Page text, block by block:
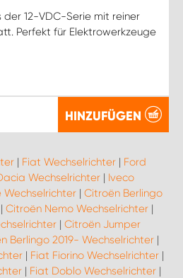
der 12-VDC-Serie mit reiner
Perfekt für Elektrowerkzeuge
HINZUFÜGEN
| Fiat Wechselrichter | Ford
Wechselrichter| Iveco
Wechselrichter | Citroën Berlingo
| Citroën Nemo Wechselrichter |
| Citroën Jumper
Berlingo 2019- Wechselrichter|
| Fiat Fiorino Wechselrichter |
| Fiat Doblo Wechselrichter |